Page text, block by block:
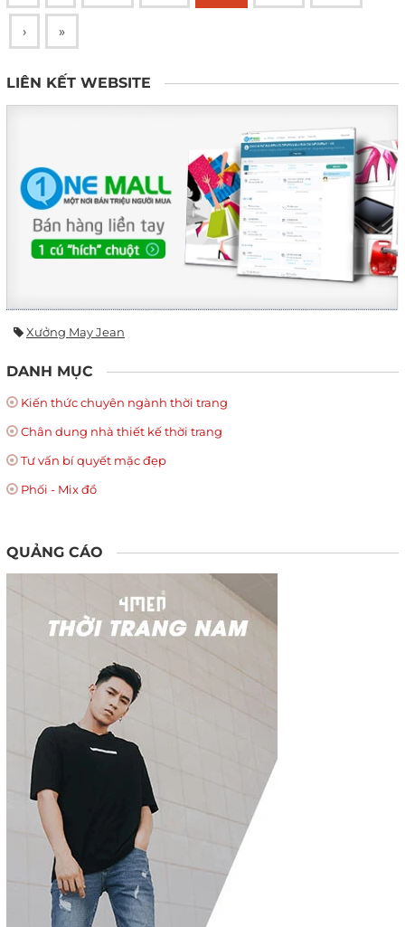
› »
LIÊN KẾT WEBSITE
Xưởng May Jean
DANH MỤC
Kiến thức chuyên ngành thời trang
Chân dung nhà thiết kế thời trang
Tư vấn bí quyết mặc đẹp
Phối - Mix đồ
QUẢNG CÁO